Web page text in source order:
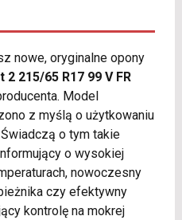
nowe, oryginalne opony
215/65 R17 99 V FR
Model
z myślą o użytkowaniu
o tym takie
o wysokiej
nowoczesny
czy efektywny
kontrolę na mokrej